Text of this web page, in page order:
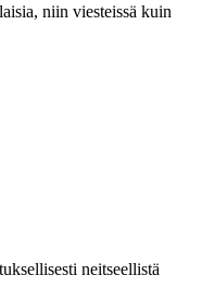
niin viesteissä kuin
neitseellistä